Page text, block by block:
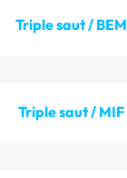
Triple saut / BEM
Triple saut / MIF